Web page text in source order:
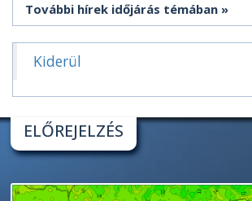
További hírek időjárás témában
Kiderül
ELŐREJELZÉS